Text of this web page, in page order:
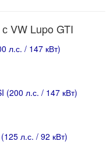
VW Lupo GTI
л.с. / 147 кВт)
(200 л.с. / 147 кВт)
л.с. / 92 кВт)